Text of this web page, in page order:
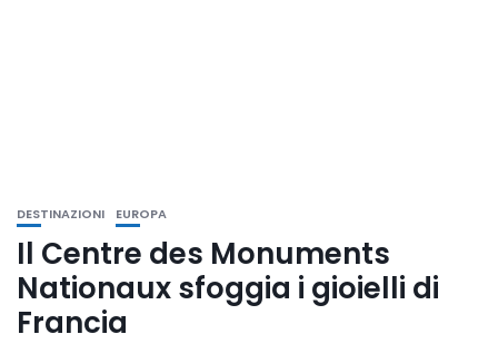
DESTINAZIONI EUROPA
Il Centre des Monuments
Nationaux sfoggia i gioielli di
Francia